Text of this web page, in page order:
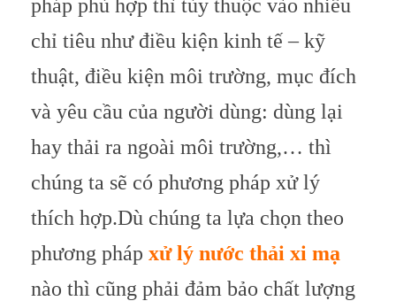
pháp phù hợp thì tùy thuộc vào nhiều
chỉ tiêu như điều kiện kinh tế – kỹ
thuật, điều kiện môi trường, mục đích
và yêu cầu của người dùng: dùng lại
hay thải ra ngoài môi trường,… thì
chúng ta sẽ có phương pháp xử lý
thích hợp.Dù chúng ta lựa chọn theo
phương pháp xử lý nước thải xi mạ
nào thì cũng phải đảm bảo chất lượng